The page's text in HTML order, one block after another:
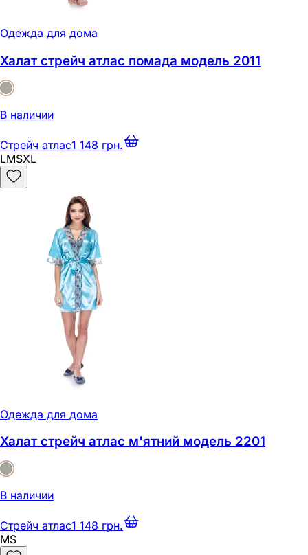
Одежда для дома
Халат стрейч атлас помада модель 2011
В наличии
Стрейч атлас1 148 грн.
LMSXL
Одежда для дома
Халат стрейч атлас м'ятний модель 2201
В наличии
Стрейч атлас1 148 грн.
MS